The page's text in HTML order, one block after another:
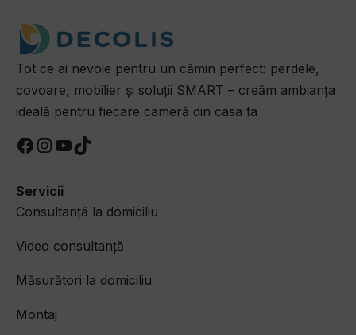
Tot ce ai nevoie pentru un cămin perfect: perdele,
covoare, mobilier și soluții SMART – creăm ambianța
ideală pentru fiecare cameră din casa ta
Facebook
Instagram
YouTube
TikTok
Servicii
Consultanță la domiciliu
Video consultanță
Măsurători la domiciliu​
Montaj​